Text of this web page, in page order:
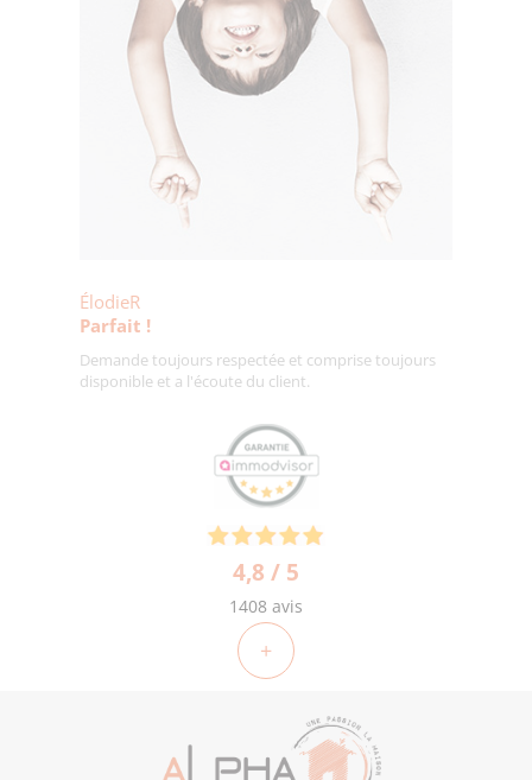
ÉlodieR
Parfait !
Demande toujours respectée et comprise toujours
disponible et a l'écoute du client.
4,8 / 5
1408 avis
+